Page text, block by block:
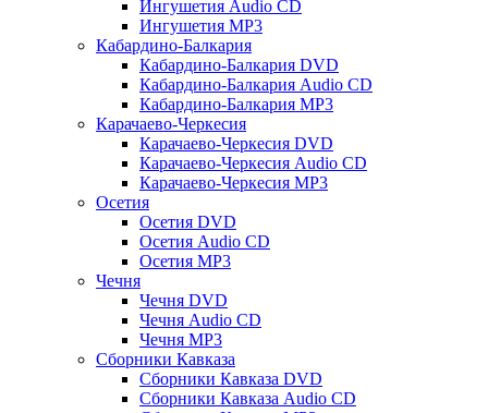
Ингушетия Audio CD
Ингушетия MP3
Кабардино-Балкария
Кабардино-Балкария DVD
Кабардино-Балкария Audio CD
Кабардино-Балкария MP3
Карачаево-Черкесия
Карачаево-Черкесия DVD
Карачаево-Черкесия Audio CD
Карачаево-Черкесия MP3
Осетия
Осетия DVD
Осетия Audio CD
Осетия MP3
Чечня
Чечня DVD
Чечня Audio CD
Чечня MP3
Сборники Кавказа
Сборники Кавказа DVD
Сборники Кавказа Audio CD